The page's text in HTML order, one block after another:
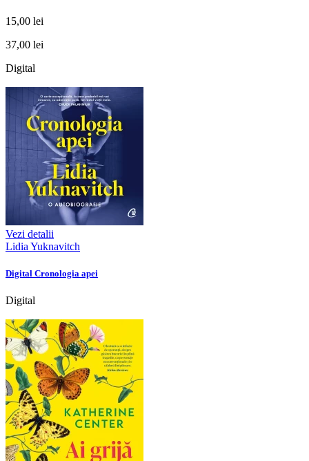
15,00 lei
37,00 lei
Digital
Vezi detalii
Lidia Yuknavitch
Digital Cronologia apei
Digital